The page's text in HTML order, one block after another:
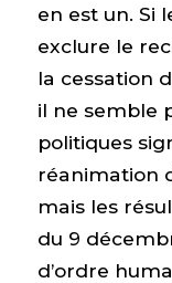
en est un. Si
exclure le
la cessation
il ne semble
politiques
réanimation
mais les
du 9
d’ordre